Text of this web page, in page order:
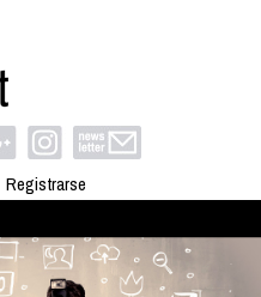
Registrarse